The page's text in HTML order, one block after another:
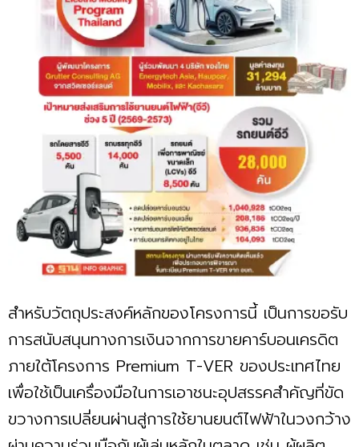
สำหรับวัตถุประสงค์หลักของโครงการนี้ เป็นการขอรับ
การสนับสนุนทางการเงินจากการขายคาร์บอนเครดิต
ภายใต้โครงการ Premium T-VER ของประเทศไทย
เพื่อใช้เป็นเครื่องมือในการเอาชนะอุปสรรคสำคัญที่ขัด
ขวางการเปลี่ยนผ่านสู่การใช้ยานยนต์ไฟฟ้าในวงกว้าง